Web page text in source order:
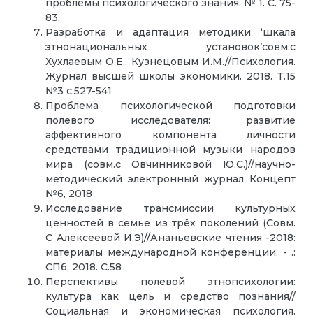
83.
Разработка и адаптация методики ‘шкала
этнонациональных установок’совм.с
Хухлаевым О.Е., Кузнецовым И.М.//Психология.
Журнал высшей школы экономики. 2018. Т.15
№3 с.527-541
Проблема психологической подготовки
полевого исследователя: развитие
аффективного компонента личности
средствами традиционной музыки народов
мира (совм.с Овчинниковой Ю.С.)//научно-
методический электронный журнал Концепт
№6, 2018
Исследование трансмиссии культурных
ценностей в семье из трёх поколений (Совм.
С Алексеевой И.Э)//Ананьевские чтения -2018:
материалы международной конференции. - .:
СПб, 2018. С.58
Перспективы полевой этнопсихологии:
культура как цель и средство познания//
Социальная и экономическая психология.